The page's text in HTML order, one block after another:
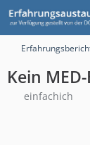
Kein
einfachich